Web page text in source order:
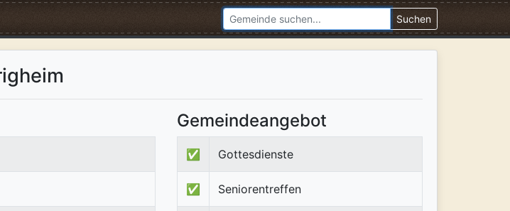
Suchen
Gemeindeangebot
✅ Gottesdienste
✅ Seniorentreffen